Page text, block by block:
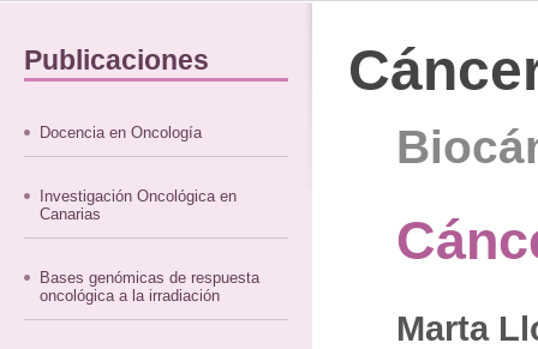
Publicaciones
Docencia en Oncología
Investigación Oncológica en
Canarias
Bases genómicas de respuesta
oncológica a la irradiación
Marta